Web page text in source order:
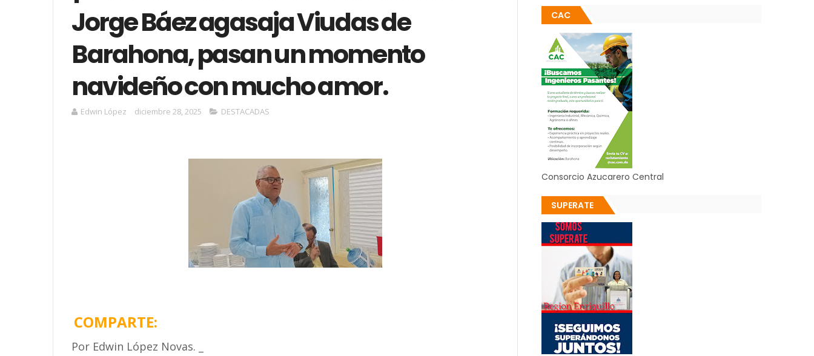
Jorge Báez agasaja Viudas de
Barahona, pasan un momento
navideño con mucho amor.
Edwin López diciembre 28, 2025 DESTACADAS
COMPARTE:
Por Edwin López Novas. _
CAC
Consorcio Azucarero Central
SUPERATE